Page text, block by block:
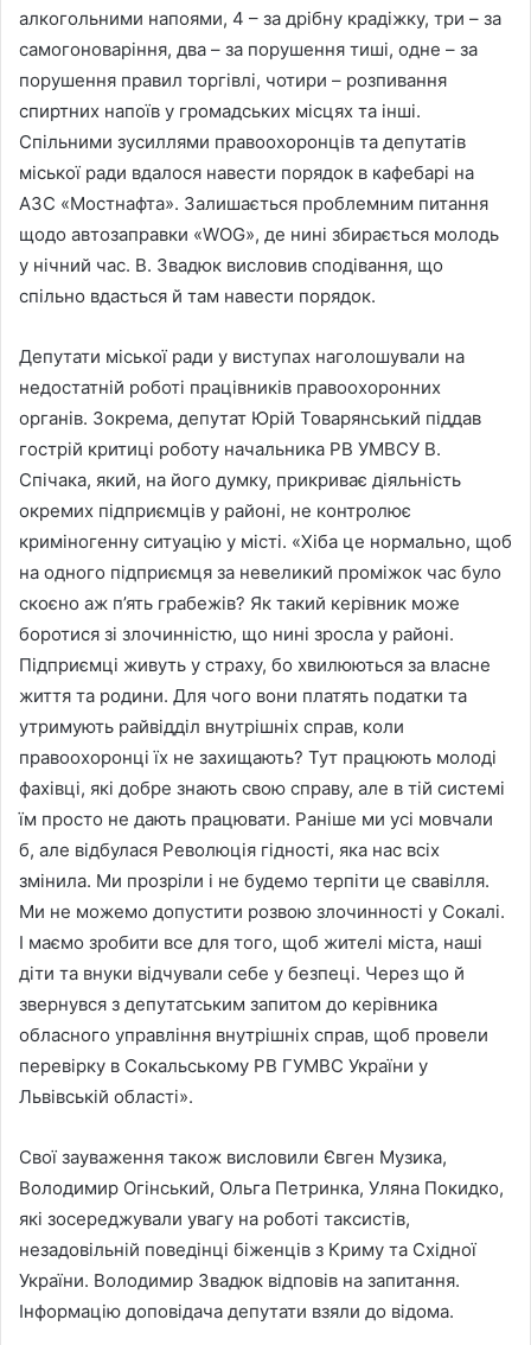
алкогольними напоями, 4 – за дрібну крадіжку, три – за
самогоноваріння, два – за порушення тиші, одне – за
порушення правил торгівлі, чотири – розпивання
спиртних напоїв у громадських місцях та інші.
Спільними зусиллями правоохоронців та депутатів
міської ради вдалося навести порядок в кафебарі на
АЗС «Мостнафта». Залишається проблемним питання
щодо автозаправки «WОG», де нині збирається молодь
у нічний час. В. Звадюк висловив сподівання, що
спільно вдасться й там навести порядок.
Депутати міської ради у виступах наголошували на
недостатній роботі працівників правоохоронних
органів. Зокрема, депутат Юрій Товарянський піддав
гострій критиці роботу начальника РВ УМВСУ В.
Спічака, який, на його думку, прикриває діяльність
окремих підприємців у районі, не контролює
криміногенну ситуацію у місті. «Хіба це нормально, щоб
на одного підприємця за невеликий проміжок час було
скоєно аж п’ять грабежів? Як такий керівник може
боротися зi злочинністю, що нині зросла у районі.
Підприємці живуть у страху, бо хвилюються за власне
життя та родини. Для чого вони платять податки та
утримують райвідділ внутрішніх справ, коли
правоохоронці їх не захищають? Тут працюють молоді
фахівці, які добре знають свою справу, але в тій системі
їм просто не дають працювати. Раніше ми усі мовчали
б, але відбулася Революція гідності, яка нас всіх
змінила. Ми прозріли і не будемо терпіти це свавілля.
Ми не можемо допустити розвою злочинності у Сокалі.
І маємо зробити все для того, щоб жителі міста, наші
діти та внуки відчували себе у безпеці. Через що й
звернувся з депутатським запитом до керівника
обласного управління внутрішніх справ, щоб провели
перевірку в Сокальському РВ ГУМВС України у
Львівській області».
Свої зауваження також висловили Євген Музика,
Володимир Огінський, Ольга Петринка, Уляна Покидко,
які зосереджували увагу на роботі таксистів,
незадовільній поведінці біженців з Криму та Східної
України. Володимир Звадюк відповів на запитання.
Інформацію доповідача депутати взяли до відома.